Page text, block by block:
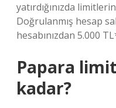
yatırdığınızda
Doğrulanmış hesap
hesabınızdan 5.000
Papara
kadar?